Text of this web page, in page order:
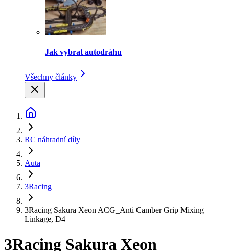
Jak vybrat autodráhu
Všechny články
RC náhradní díly
Auta
3Racing
3Racing Sakura Xeon ACG_Anti Camber Grip Mixing
Linkage, D4
3Racing Sakura Xeon